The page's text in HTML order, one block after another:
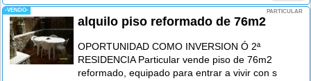
-VENDO- PARTICULAR
alquilo piso reformado de 76m2
OPORTUNIDAD COMO INVERSION Ó 2ª
RESIDENCIA Particular vende piso de 76m2
reformado, equipado para entrar a vivir con s